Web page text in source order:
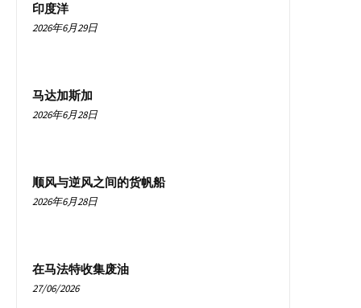
印度洋
2026年6月29日
马达加斯加
2026年6月28日
顺风与逆风之间的货帆船
2026年6月28日
在马法特收集废油
27/06/2026